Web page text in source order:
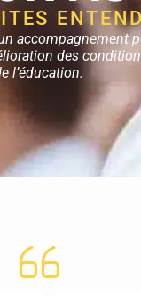
accompagnement
des
l’éducation.